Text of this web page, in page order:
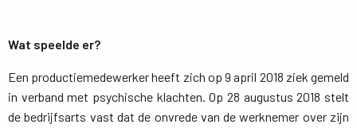
Wat speelde er?
Een productiemedewerker heeft zich op 9 april 2018 ziek gemeld
in verband met psychische klachten. Op 28 augustus 2018 stelt
de bedrijfsarts vast dat de onvrede van de werknemer over zijn